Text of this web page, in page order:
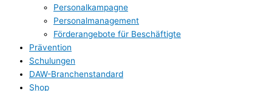
Personalkampagne
Personalmanagement
Förderangebote für Beschäftigte
Prävention
Schulungen
DAW-Branchenstandard
Shop